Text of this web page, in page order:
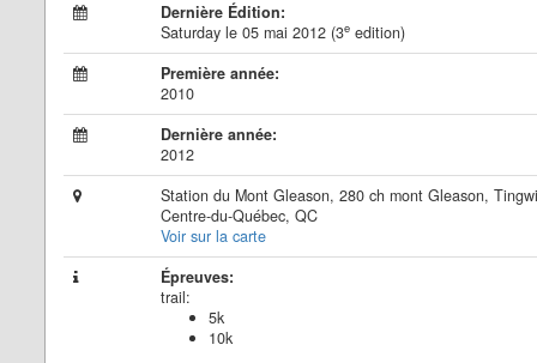
Dernière Édition:
Saturday le 05 mai 2012 (3e edition)
Première année:
2010
Dernière année:
2012
Station du Mont Gleason, 280 ch mont Gleason,
Centre-du-Québec, QC
Voir sur la carte
Épreuves:
trail:
5k
10k